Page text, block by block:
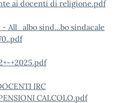
ai docenti di religione.pdf
All_albo sind...bo sindacale
+2025.pdf
IRC
CALCOLO.pdf